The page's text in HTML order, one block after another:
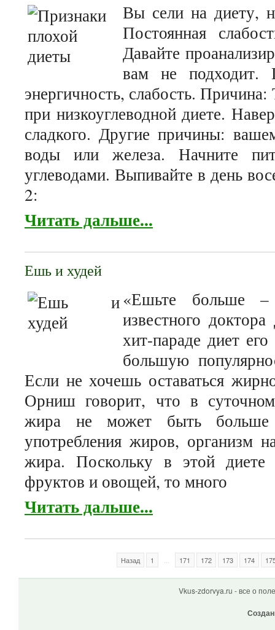
Вы сели на диету,
Постоянная
Давайте
вам не
энергичность, слабость. Причина:
при низкоуглеводной диете.
сладкого. Другие причины:
воды или железа. Начните
углеводами. Выпивайте в день
2:
Читать дальше...
Ешь и худей
«Ешьте больше
известного
хит-параде диет
большую
Если не хочешь оставаться
Орниш говорит, что в
жира не может быть
употребления жиров, организм
жира. Поскольку в этой
фруктов и овощей, то много
Читать дальше...
Назад 1 171 172 173 174
Vkus-zdorvya.ru - все о